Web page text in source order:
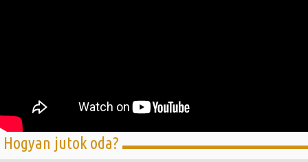
Hogyan jutok oda?